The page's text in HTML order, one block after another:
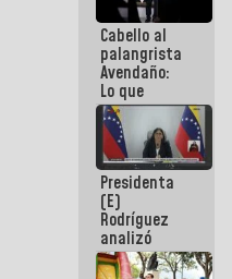
Constitución
de la
República
Cabello al
palangrista
Avendaño:
Lo que
vayas a
escribir
hazlo hoy
por que no
sabemos si
la semana
que viene
hay
programa
Presidenta
(E)
Rodríguez
analizó
junto a